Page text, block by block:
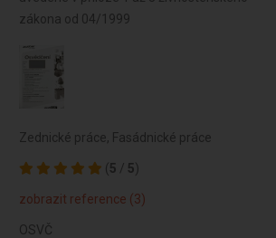
zákona od 04/1999
Zednické práce, Fasádnické práce
( 5 / 5)
zobrazit reference (3)
OSVČ